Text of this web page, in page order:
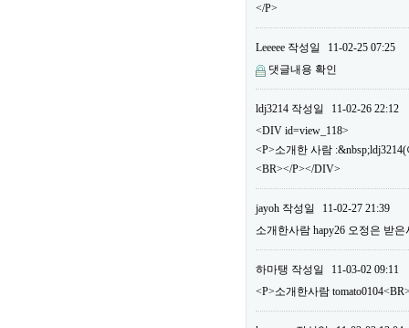
</P>
Leeeee 작성일
11-02-25 07:25
댓글내용 확인
ldj3214 작성일
11-02-26 22:12
<DIV id=view_118>
<P>소개한 사람
<BR></P></DIV>
jayoh 작성일
11-02-27 21:39
소개한사람 hapy26 오정은 받
하마탱 작성일
11-03-02 09:11
<P>소개한사람